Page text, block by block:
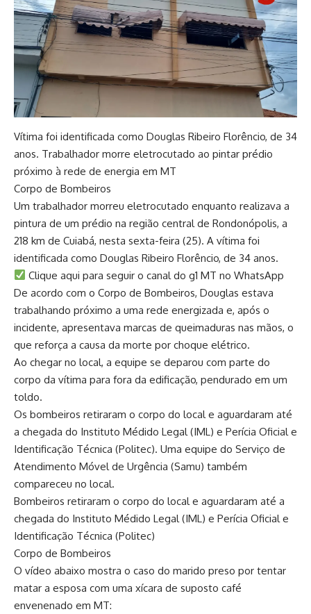
Vítima foi identificada como Douglas Ribeiro Florêncio, de 34
anos. Trabalhador morre eletrocutado ao pintar prédio
próximo à rede de energia em MT
Corpo de Bombeiros
Um trabalhador morreu eletrocutado enquanto realizava a
pintura de um prédio na região central de Rondonópolis, a
218 km de Cuiabá, nesta sexta-feira (25). A vítima foi
identificada como Douglas Ribeiro Florêncio, de 34 anos.
Clique aqui para seguir o canal do g1 MT no WhatsApp
De acordo com o Corpo de Bombeiros, Douglas estava
trabalhando próximo a uma rede energizada e, após o
incidente, apresentava marcas de queimaduras nas mãos, o
que reforça a causa da morte por choque elétrico.
Ao chegar no local, a equipe se deparou com parte do
corpo da vítima para fora da edificação, pendurado em um
toldo.
Os bombeiros retiraram o corpo do local e aguardaram até
a chegada do Instituto Médido Legal (IML) e Perícia Oficial e
Identificação Técnica (Politec). Uma equipe do Serviço de
Atendimento Móvel de Urgência (Samu) também
compareceu no local.
Bombeiros retiraram o corpo do local e aguardaram até a
chegada do Instituto Médido Legal (IML) e Perícia Oficial e
Identificação Técnica (Politec)
Corpo de Bombeiros
O vídeo abaixo mostra o caso do marido preso por tentar
matar a esposa com uma xícara de suposto café
envenenado em MT: